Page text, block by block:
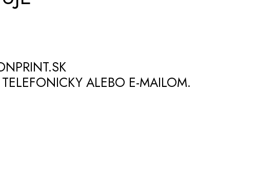
ALEBO E-MAILOM.